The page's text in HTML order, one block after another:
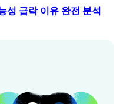
성 급락 이유 완전 분석